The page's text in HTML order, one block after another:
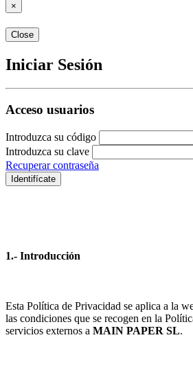
×
Close
Iniciar Sesión
Acceso usuarios
Introduzca su código
Introduzca su clave
Recuperar contraseña
Identifícate
1.- Introducción
Esta Política de Privacidad se aplica a la
las condiciones que se recogen en la
servicios externos a MAIN PAPER SL.